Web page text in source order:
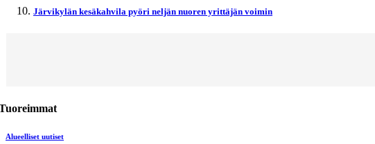
Järvikylän kesäkahvila pyöri neljän nuoren yrittäjän voimin